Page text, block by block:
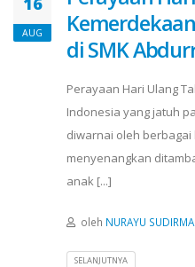
AUG
di SMK
Perayaan Hari Ulang
Indonesia yang jatuh
diwarnai oleh
menyenangkan
anak [...]
oleh NURAYU
SELANJUTNYA